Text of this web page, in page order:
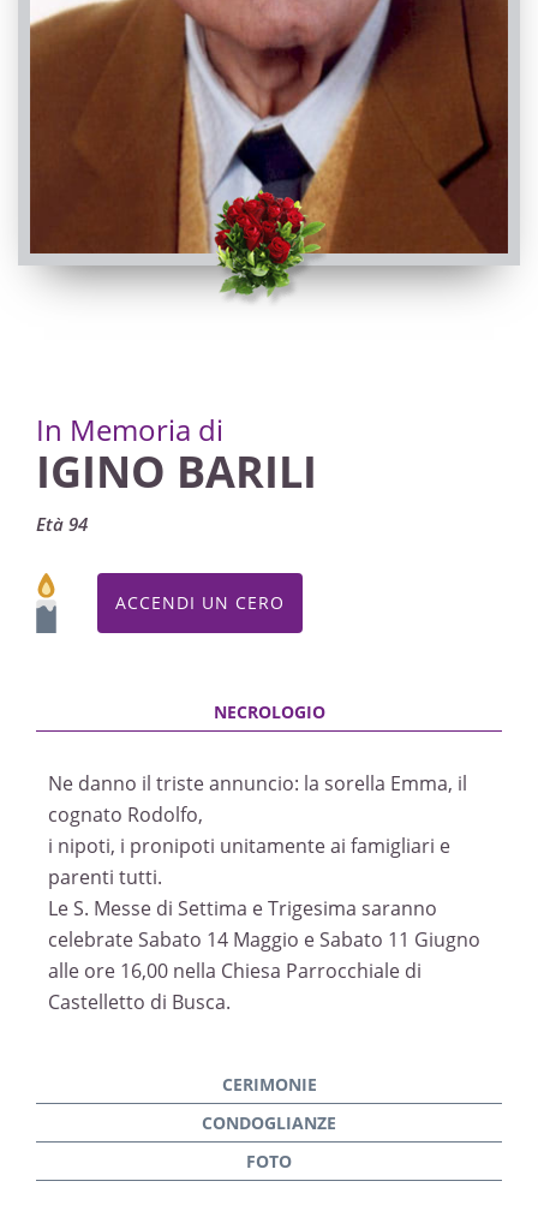
In Memoria di
IGINO BARILI
Età 94
ACCENDI UN CERO
Ne danno il triste annuncio: la sorella Emma, il
cognato Rodolfo,
i nipoti, i pronipoti unitamente ai famigliari e
parenti tutti.
Le S. Messe di Settima e Trigesima saranno
celebrate Sabato 14 Maggio e Sabato 11 Giugno
alle ore 16,00 nella Chiesa Parrocchiale di
Castelletto di Busca.
Santa Maria Maddalena